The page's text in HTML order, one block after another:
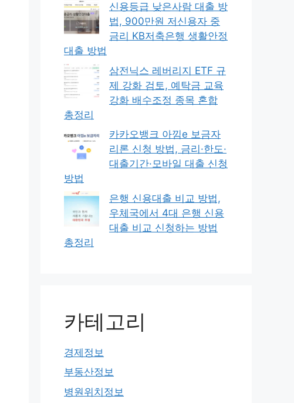
신용등급 낮은사람 대출 방
법, 900만원 저신용자 중
금리 KB저축은행 생활안정
대출 방법
삼전닉스 레버리지 ETF 규
제 강화 검토, 예탁금 교육
강화 배수조정 종목 혼합
총정리
카카오뱅크 아낌e 보금자
리론 신청 방법, 금리·한도·
대출기간·모바일 대출 신청
방법
은행 신용대출 비교 방법,
우체국에서 4대 은행 신용
대출 비교 신청하는 방법
총정리
카테고리
경제정보
부동산정보
병원위치정보